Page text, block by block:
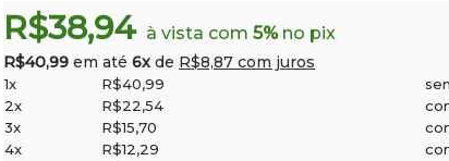
R$38,94 à vista com 5%no pix
R$40,99 em até 6x de R$8,87 com juros
1x R$40,99
2x
R$22,54
3x
R$15,70
4x
R$12,29